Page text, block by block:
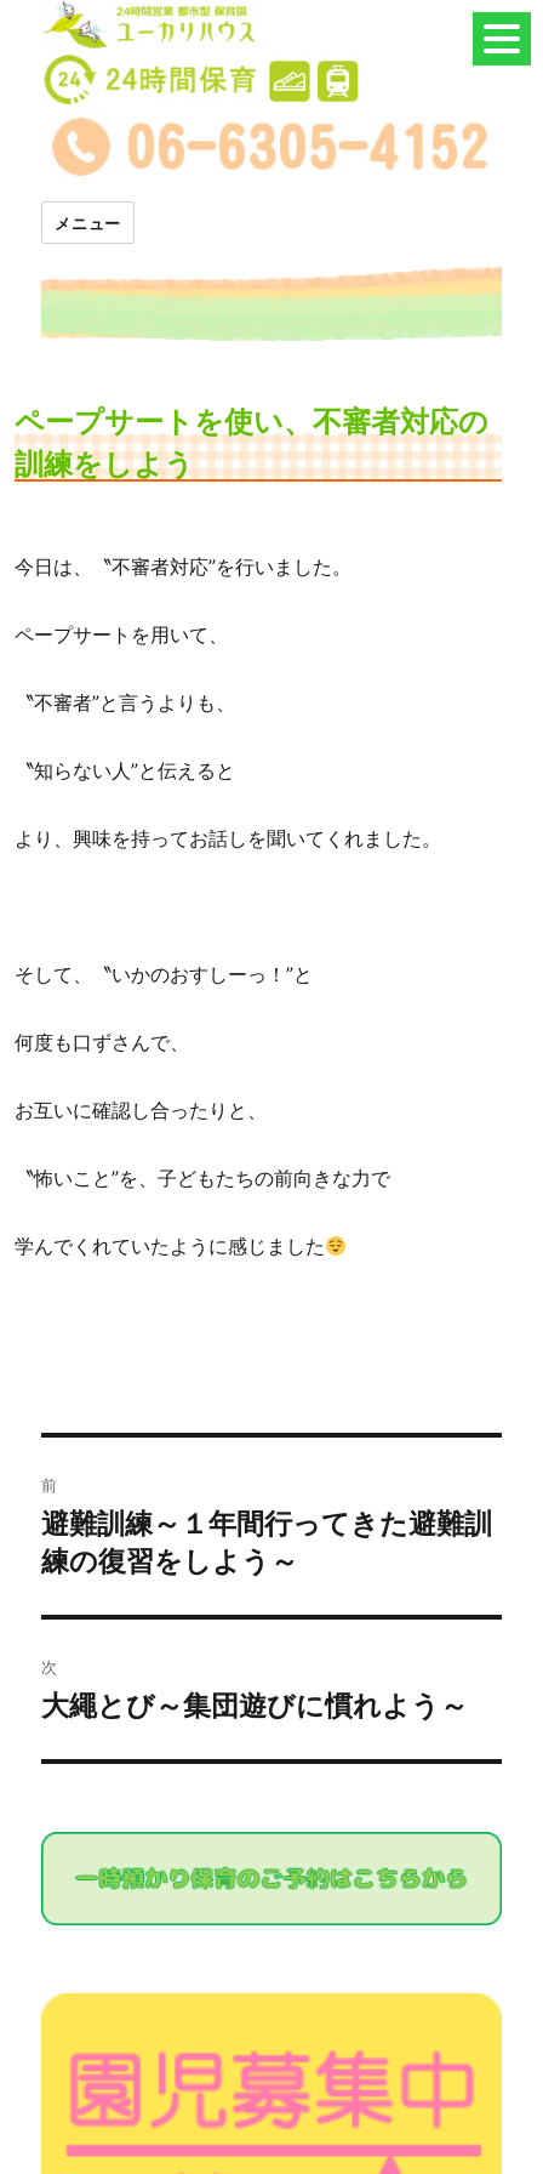
24時間託児所 ユーカリハウス
メニュー
ペープサートを使い、不審者対応の
訓練をしよう
今日は、〝不審者対応”を行いました。
ペープサートを用いて、
〝不審者”と言うよりも、
〝知らない人”と伝えると
より、興味を持ってお話しを聞いてくれました。
そして、〝いかのおすしーっ！”と
何度も口ずさんで、
お互いに確認し合ったりと、
〝怖いこと”を、子どもたちの前向きな力で
学んでくれていたように感じました
稿
ナ
ビ
ゲ
ー
シ
前
過
去
投
稿:
避難訓練～１年間行ってきた避難訓
練の復習をしよう～
次
次
投
大繩とび～集団遊びに慣れよう～